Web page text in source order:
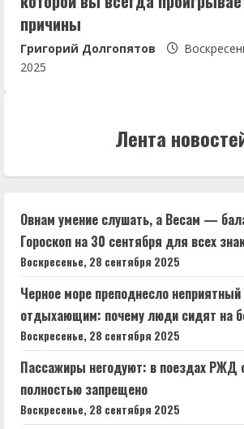
причины
Григорий Долгопятов
2025
Лента
Овнам умение слушать, а Весам —
Гороскоп на 30 сентября для всех
Воскресенье, 28 сентября 2025
Черное море преподнесло
отдыхающим: почему люди сидят на
Воскресенье, 28 сентября 2025
Пассажиры негодуют: в поездах РЖД
полностью запрещено
Воскресенье, 28 сентября 2025